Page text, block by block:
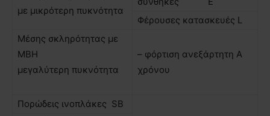
µε μικρότερη πυκνότητα
Φέρουσες κατασκευές L
Μέσης σκληρότητας µε
ΜΒΗ
μεγαλύτερη πυκνότητα
– φόρτιση ανεξάρτητη Α
χρόνου
Πορώδεις ινοπλάκες SB